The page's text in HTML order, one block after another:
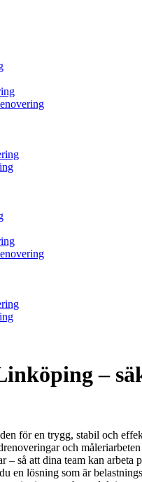
–
för en trygg, stabil och
och
– så att dina team kan
en lösning som är